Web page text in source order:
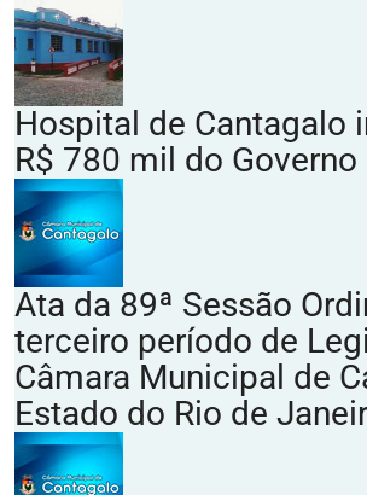
Hospital de Cantagalo
R$ 780 mil do
Ata da 89ª Sessão
terceiro período de
Câmara Municipal de
Estado do Rio de